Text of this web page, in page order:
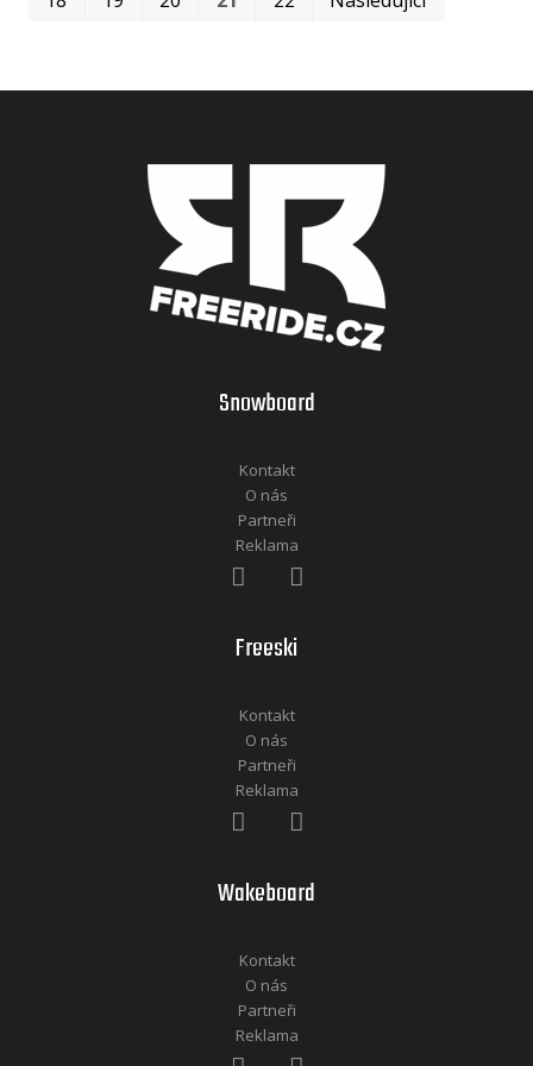
Snowboard
Kontakt
O nás
Partneři
Reklama
Freeski
Kontakt
O nás
Partneři
Reklama
Wakeboard
Kontakt
O nás
Partneři
Reklama